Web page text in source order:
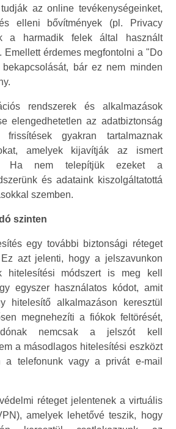
az online tevékenységeinket,
elleni bővítmények (pl. Privacy
a harmadik felek által használt
Emellett érdemes megfontolni a "Do
bár ez nem minden
rendszerek és alkalmazások
elengedhetetlen az adatbiztonság
frissítések gyakran tartalmaznak
amelyek kijavítják az ismert
Ha nem telepítjük ezeket a
és adataink kiszolgáltatottá
szemben.
szinten
egy további biztonsági réteget
azt jelenti, hogy a jelszavunkon
hitelesítési módszert is meg kell
egyszer használatos kódot, amit
hitelesítő alkalmazáson keresztül
megnehezíti a fiókok feltörését,
nemcsak a jelszót kell
a másodlagos hitelesítési eszközt
a telefonunk vagy a privát e-mail
réteget jelentenek a virtuális
amelyek lehetővé teszik, hogy